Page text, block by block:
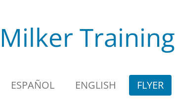
Milker Training
ESPAÑOL ENGLISH FLYER